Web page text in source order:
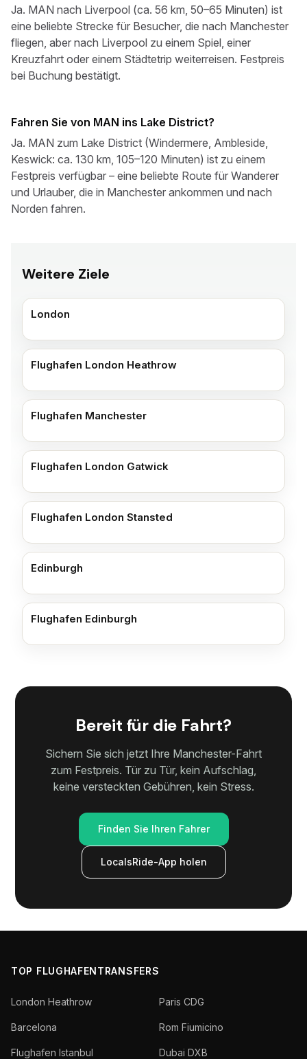
Ja. MAN nach Liverpool (ca. 56 km, 50–65 Minuten) ist
eine beliebte Strecke für Besucher, die nach Manchester
fliegen, aber nach Liverpool zu einem Spiel, einer
Kreuzfahrt oder einem Städtetrip weiterreisen. Festpreis
bei Buchung bestätigt.
Fahren Sie von MAN ins Lake District?
Ja. MAN zum Lake District (Windermere, Ambleside,
Keswick: ca. 130 km, 105–120 Minuten) ist zu einem
Festpreis verfügbar – eine beliebte Route für Wanderer
und Urlauber, die in Manchester ankommen und nach
Norden fahren.
Weitere Ziele
London
Flughafen London Heathrow
Flughafen Manchester
Flughafen London Gatwick
Flughafen London Stansted
Edinburgh
Flughafen Edinburgh
Bereit für die Fahrt?
Sichern Sie sich jetzt Ihre Manchester-Fahrt
zum Festpreis. Tür zu Tür, kein Aufschlag,
keine versteckten Gebühren, kein Stress.
Finden Sie Ihren Fahrer
LocalsRide-App holen
TOP FLUGHAFENTRANSFERS
London Heathrow Paris CDG
Barcelona Rom Fiumicino
Flughafen Istanbul Dubai DXB